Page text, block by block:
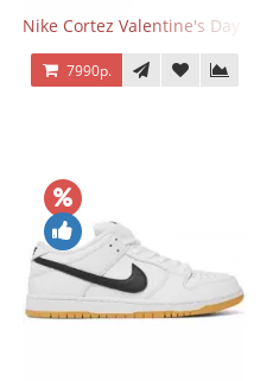
Nike Cortez Valentine's Day 2025
7990р.